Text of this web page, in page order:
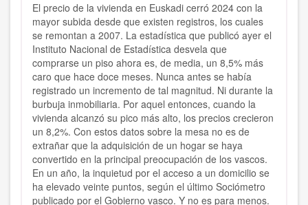
El precio de la vivienda en Euskadi cerró 2024 con la
mayor subida desde que existen registros, los cuales
se remontan a 2007. La estadística que publicó ayer el
Instituto Nacional de Estadística desvela que
comprarse un piso ahora es, de media, un 8,5% más
caro que hace doce meses. Nunca antes se había
registrado un incremento de tal magnitud. Ni durante la
burbuja inmobiliaria. Por aquel entonces, cuando la
vivienda alcanzó su pico más alto, los precios crecieron
un 8,2%. Con estos datos sobre la mesa no es de
extrañar que la adquisición de un hogar se haya
convertido en la principal preocupación de los vascos.
En un año, la inquietud por el acceso a un domicilio se
ha elevado veinte puntos, según el último Sociómetro
publicado por el Gobierno vasco. Y no es para menos.